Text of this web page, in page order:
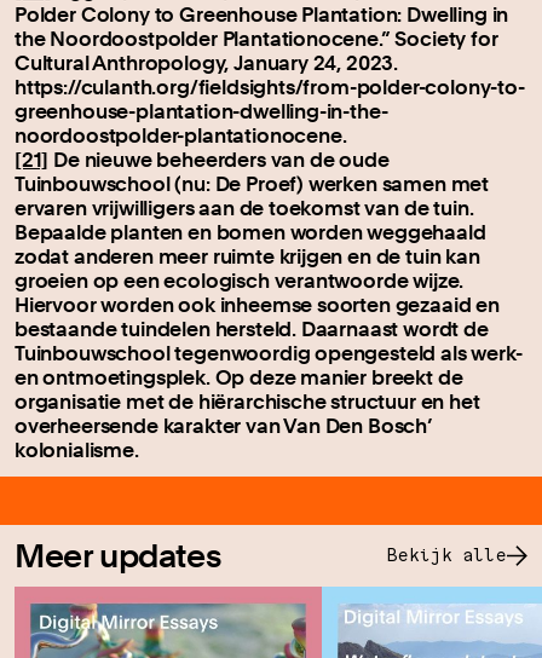
Polder Colony to Greenhouse Plantation: Dwelling in
the Noordoostpolder Plantationocene.” Society for
Cultural Anthropology, January 24, 2023.
https://culanth.org/fieldsights/from-polder-colony-to-
greenhouse-plantation-dwelling-in-the-
noordoostpolder-plantationocene.
[21] De nieuwe beheerders van de oude
Tuinbouwschool (nu: De Proef) werken samen met
ervaren vrijwilligers aan de toekomst van de tuin.
Bepaalde planten en bomen worden weggehaald
zodat anderen meer ruimte krijgen en de tuin kan
groeien op een ecologisch verantwoorde wijze.
Hiervoor worden ook inheemse soorten gezaaid en
bestaande tuindelen hersteld. Daarnaast wordt de
Tuinbouwschool tegenwoordig opengesteld als werk-
en ontmoetingsplek. Op deze manier breekt de
organisatie met de hiërarchische structuur en het
overheersende karakter van Van Den Bosch’
kolonialisme.
Meer updates Bekijk alle